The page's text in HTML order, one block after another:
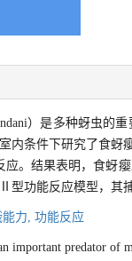
）是多种蚜虫的
内条件下研究了食
。结果表明，食蚜
功能反应模型，其
能力, 功能反应
important predator of